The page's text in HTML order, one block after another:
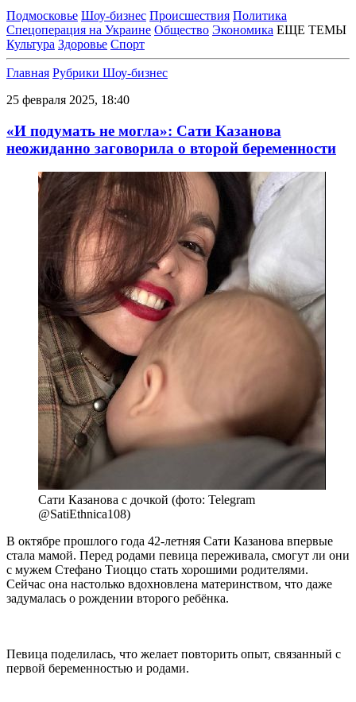
Подмосковье Шоу-бизнес Происшествия Политика
Спецоперация на Украине Общество Экономика ЕЩЕ ТЕМЫ
Культура Здоровье Спорт
Главная Рубрики Шоу-бизнес
25 февраля 2025, 18:40
«И подумать не могла»: Сати Казанова
неожиданно заговорила о второй беременности
Сати Казанова с дочкой (фото: Telegram
@SatiEthnica108)
В октябре прошлого года 42-летняя Сати Казанова впервые
стала мамой. Перед родами певица переживала, смогут ли они
с мужем Стефано Тиоццо стать хорошими родителями.
Сейчас она настолько вдохновлена материнством, что даже
задумалась о рождении второго ребёнка.
Певица поделилась, что желает повторить опыт, связанный с
первой беременностью и родами.